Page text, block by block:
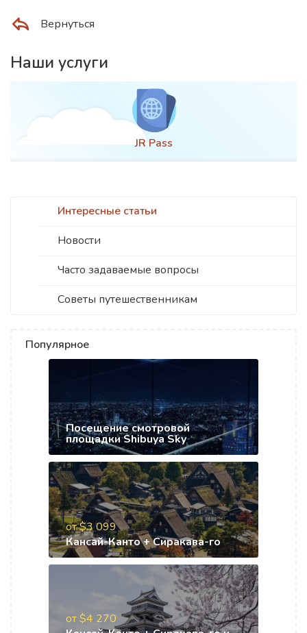
Интересные статьи
Новости
Часто задаваемые вопросы
Советы путешественникам
Популярное
Посещение смотровой
площадки Shibuya Sky
от $3 099
Кансай-Канто + Сиракава-го
от $4 270
Вернуться
Наши услуги